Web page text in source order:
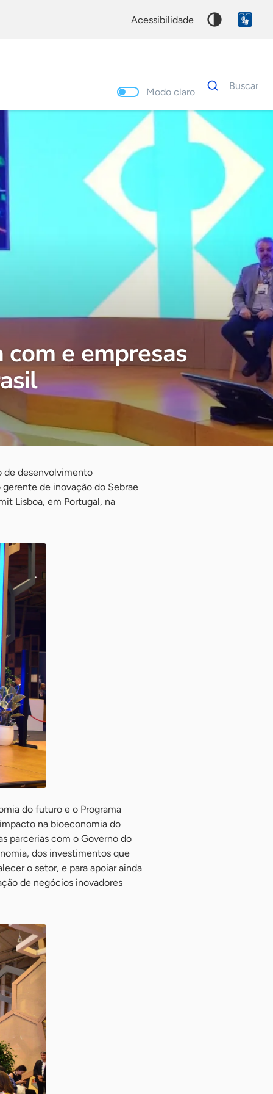
acessibilidade
Modo claro
Dados
para
Buscar
Palavra
chave
e empresas
de desenvolvimento
de inovação do Sebrae
Lisboa, em Portugal, na
do futuro e o Programa
na bioeconomia do
parcerias com o Governo do
dos investimentos que
o setor, e para apoiar ainda
de negócios inovadores